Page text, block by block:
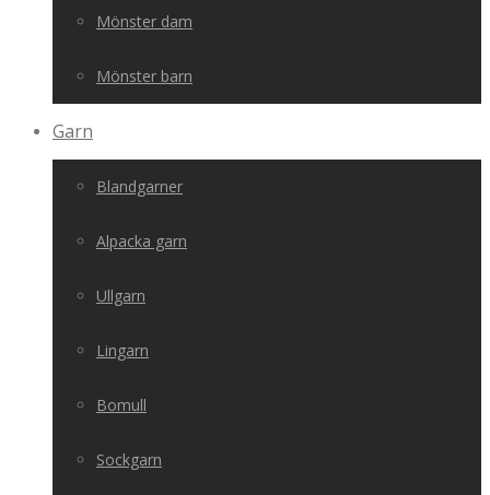
Mönster dam
Mönster barn
Garn
Blandgarner
Alpacka garn
Ullgarn
Lingarn
Bomull
Sockgarn